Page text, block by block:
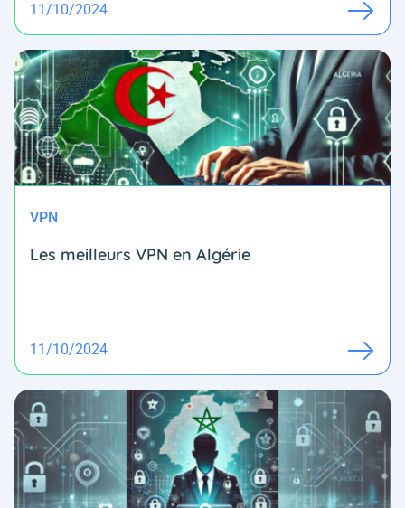
11/10/2024
VPN
Les meilleurs VPN en Algérie
11/10/2024